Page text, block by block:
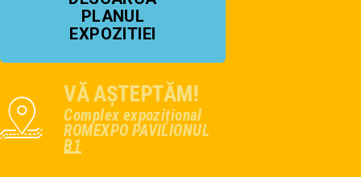
PLANUL
EXPOZITIEI
VĂ AȘTEPTĂM!
Complex expozițional
ROMEXPO PAVILIONUL
B1